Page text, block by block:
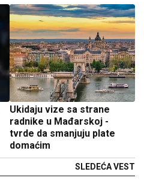
Ukidaju vize sa strane
radnike u Mađarskoj -
tvrde da smanjuju plate
domaćim
SLEDEĆA VEST